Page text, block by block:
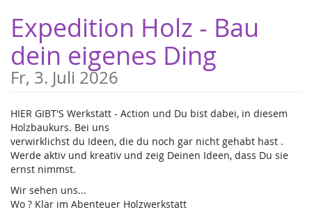
Haupt-
Inhalt
springen
Expedition Holz - Bau
dein eigenes Ding
Fr, 3. Juli 2026
HIER GIBT'S Werkstatt - Action und Du bist dabei, in diesem
Holzbaukurs. Bei uns
verwirklichst du Ideen, die du noch gar nicht gehabt hast .
Werde aktiv und kreativ und zeig Deinen Ideen, dass Du sie
ernst nimmst.
Wir sehen uns...
Wo ? Klar im Abenteuer Holzwerkstatt